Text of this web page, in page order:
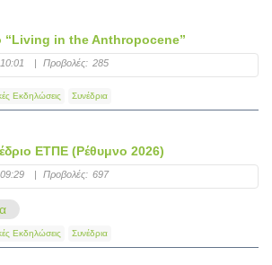
“Living in the Anthropocene”
| Προβολές: 285
Εκδηλώσεις Συνέδρια
ΕΤΠΕ (Ρέθυμνο 2026)
| Προβολές: 697
Εκδηλώσεις Συνέδρια